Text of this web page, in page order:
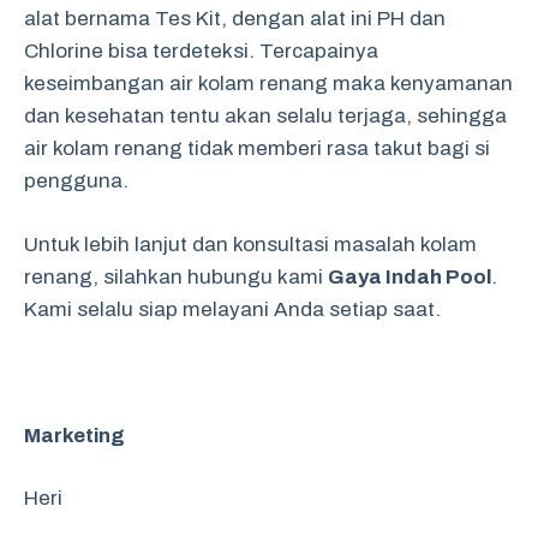
alat bernama Tes Kit, dengan alat ini PH dan
Chlorine bisa terdeteksi. Tercapainya
keseimbangan air kolam renang maka kenyamanan
dan kesehatan tentu akan selalu terjaga, sehingga
air kolam renang tidak memberi rasa takut bagi si
pengguna.
Untuk lebih lanjut dan konsultasi masalah kolam
renang, silahkan hubungu kami Gaya Indah Pool.
Kami selalu siap melayani Anda setiap saat.
Marketing
Heri